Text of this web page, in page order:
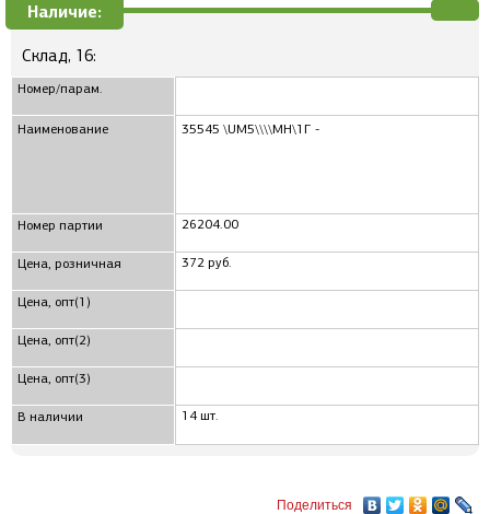
Наличие:
Склад, 16:
Номер/парам.
Наименование
Номер партии
Цена, розничная
Цена, опт(1)
Цена, опт(2)
Цена, опт(3)
В наличии
35545 \UM5\\\\МН\1Г -
26204.00
372 руб.
14 шт.
Поделиться